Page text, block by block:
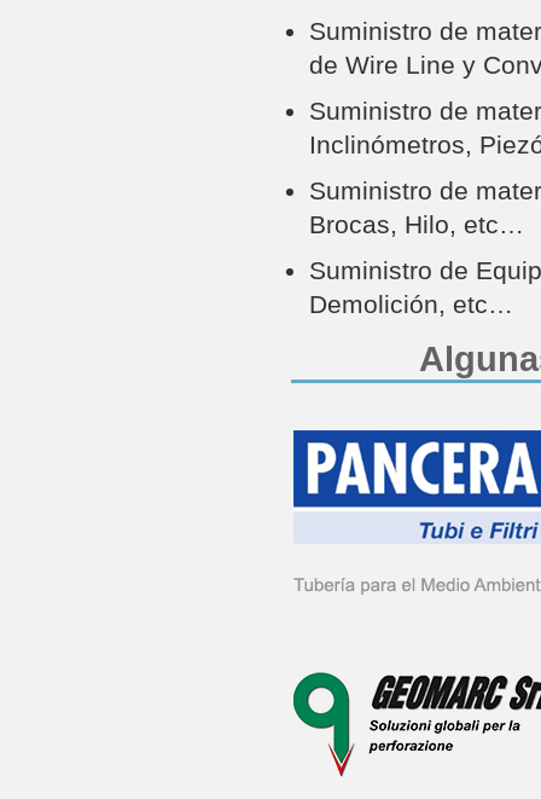
Suministro de
de Wire Line y
Suministro de
Inclinómetros,
Suministro de
Brocas, Hilo, etc…
Suministro de
Demolición, etc…